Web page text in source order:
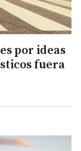
por ideas
fuera